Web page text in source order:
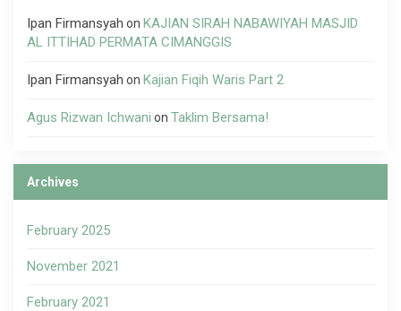
Ipan Firmansyah on KAJIAN SIRAH NABAWIYAH MASJID
AL ITTIHAD PERMATA CIMANGGIS
Ipan Firmansyah on Kajian Fiqih Waris Part 2
Agus Rizwan Ichwani on Taklim Bersama!
Archives
February 2025
November 2021
February 2021